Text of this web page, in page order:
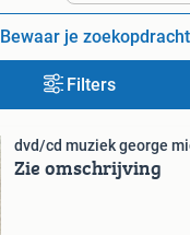
Bewaar je zoekopdracht
Filters
dvd/cd muziek george
Zie omschrijving